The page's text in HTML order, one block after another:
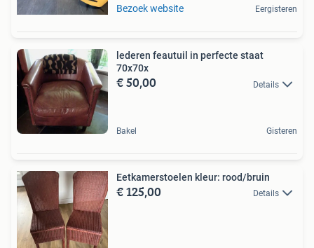
Bezoek website Eergisteren
lederen feautuil in perfecte staat
70x70x
€ 50,00 Details
Bakel Gisteren
Eetkamerstoelen kleur: rood/bruin
€ 125,00 Details